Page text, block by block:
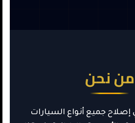
من نحن
جميع أنواع السيارات